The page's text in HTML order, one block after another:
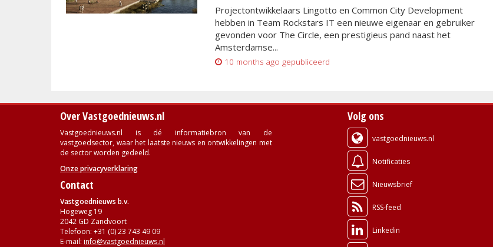
Projectontwikkelaars Lingotto en Common City Development
hebben in Team Rockstars IT een nieuwe eigenaar en gebruiker
gevonden voor The Circle, een prestigieus pand naast het
Amsterdamse...
10 months ago gepubliceerd
Over Vastgoednieuws.nl
Vastgoednieuws.nl is dé informatiebron van de
vastgoedsector, waar het laatste nieuws en ontwikkelingen met
de sector worden gedeeld.
Onze privacyverklaring
Contact
Vastgoednieuws b.v.
Hogeweg 19
2042 GD Zandvoort
Telefoon: +31 (0) 23 743 49 09
E-mail: info@vastgoednieuws.nl
Volg ons
vastgoednieuws.nl
Notificaties
Nieuwsbrief
RSS-feed
Linkedin